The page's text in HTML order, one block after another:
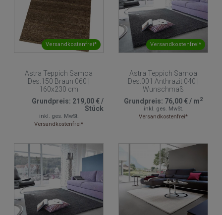
Versandkostenfrei*
Astra Teppich Samoa
Des.150 Braun 060 |
160x230 cm
Grundpreis: 219,00 €/
Stück
inkl. ges. MwSt.
Versandkostenfrei*
Versandkostenfrei*
Astra Teppich Samoa
Des.001 Anthrazit 040 |
Wunschmaß
Grundpreis: 76,00 €/ m2
inkl. ges. MwSt.
Versandkostenfrei*